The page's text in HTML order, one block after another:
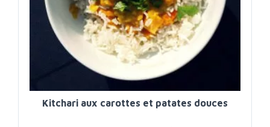
Kitchari aux carottes et patates douces